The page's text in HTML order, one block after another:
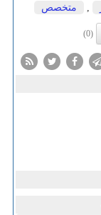
متخصص
(0)